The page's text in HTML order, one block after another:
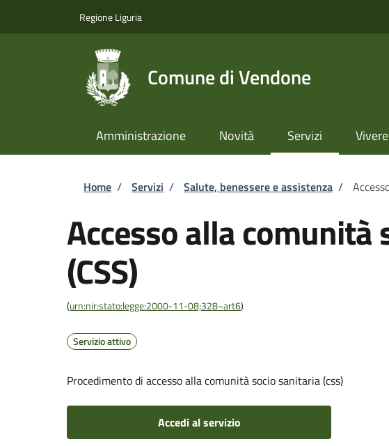
Regione Liguria
Comune di Vendone
Amministrazione Novità Servizi
Briciole di pane
Home / Servizi / Salute, benessere e assistenza /
Accesso alla comunità
(CSS)
(urn:nir:stato:legge:2000-11-08;328~art6)
Servizio attivo
Procedimento di accesso alla comunità socio sanitaria (css)
Accedi al servizio